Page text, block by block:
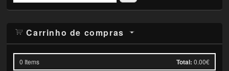
Carrinho de compras
0 Items Total: 0.00€